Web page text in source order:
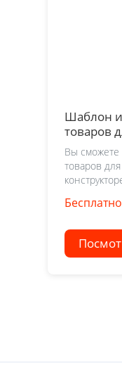
Шаблон
товаров
детей
Вы сможете
товаров
Бесплатно